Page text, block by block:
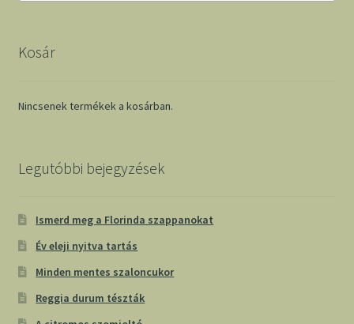
Kosár
Nincsenek termékek a kosárban.
Legutóbbi bejegyzések
Ismerd meg a Florinda szappanokat
Év eleji nyitva tartás
Minden mentes szaloncukor
Reggia durum tészták